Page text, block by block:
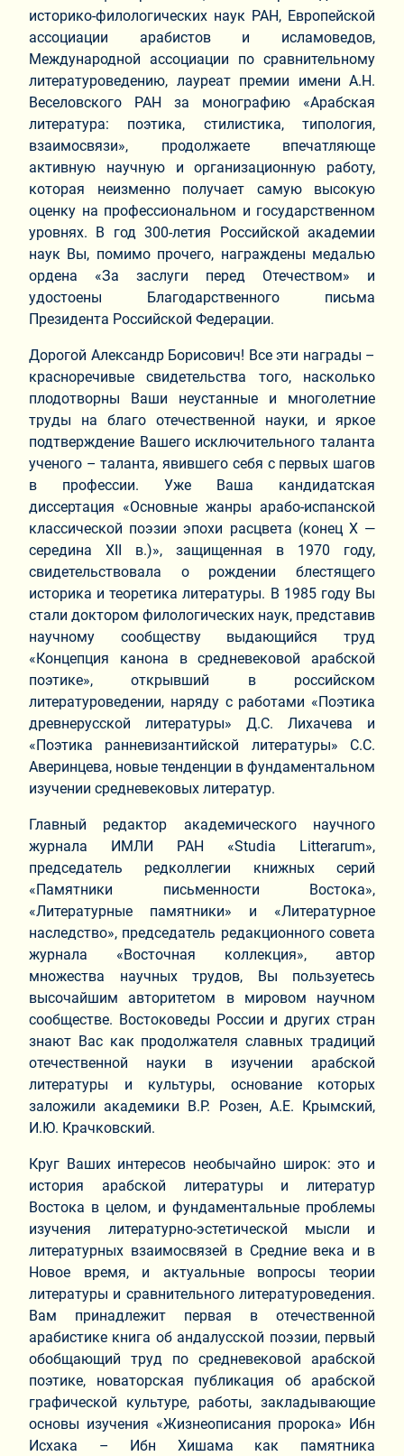
историко-филологических наук РАН, Европейской
ассоциации арабистов и исламоведов,
Международной ассоциации по сравнительному
литературоведению, лауреат премии имени А.Н.
Веселовского РАН за монографию «Арабская
литература: поэтика, стилистика, типология,
взаимосвязи», продолжаете впечатляюще
активную научную и организационную работу,
которая неизменно получает самую высокую
оценку на профессиональном и государственном
уровнях. В год 300-летия Российской академии
наук Вы, помимо прочего, награждены медалью
ордена «За заслуги перед Отечеством» и
удостоены Благодарственного письма
Президента Российской Федерации.
Дорогой Александр Борисович! Все эти награды –
красноречивые свидетельства того, насколько
плодотворны Ваши неустанные и многолетние
труды на благо отечественной науки, и яркое
подтверждение Вашего исключительного таланта
ученого – таланта, явившего себя с первых шагов
в профессии. Уже Ваша кандидатская
диссертация «Основные жанры арабо-испанской
классической поэзии эпохи расцвета (конец Х —
середина XII в.)», защищенная в 1970 году,
свидетельствовала о рождении блестящего
историка и теоретика литературы. В 1985 году Вы
стали доктором филологических наук, представив
научному сообществу выдающийся труд
«Концепция канона в средневековой арабской
поэтике», открывший в российском
литературоведении, наряду с работами «Поэтика
древнерусской литературы» Д.С. Лихачева и
«Поэтика ранневизантийской литературы» С.С.
Аверинцева, новые тенденции в фундаментальном
изучении средневековых литератур.
Главный редактор академического научного
журнала ИМЛИ РАН «Studia Litterarum»,
председатель редколлегии книжных серий
«Памятники письменности Востока»,
«Литературные памятники» и «Литературное
наследство», председатель редакционного совета
журнала «Восточная коллекция», автор
множества научных трудов, Вы пользуетесь
высочайшим авторитетом в мировом научном
сообществе. Востоковеды России и других стран
знают Вас как продолжателя славных традиций
отечественной науки в изучении арабской
литературы и культуры, основание которых
заложили академики В.Р. Розен, А.Е. Крымский,
И.Ю. Крачковский.
Круг Ваших интересов необычайно широк: это и
история арабской литературы и литератур
Востока в целом, и фундаментальные проблемы
изучения литературно-эстетической мысли и
литературных взаимосвязей в Средние века и в
Новое время, и актуальные вопросы теории
литературы и сравнительного литературоведения.
Вам принадлежит первая в отечественной
арабистике книга об андалусской поэзии, первый
обобщающий труд по средневековой арабской
поэтике, новаторская публикация об арабской
графической культуре, работы, закладывающие
основы изучения «Жизнеописания пророка» Ибн
Исхака – Ибн Хишама как памятника